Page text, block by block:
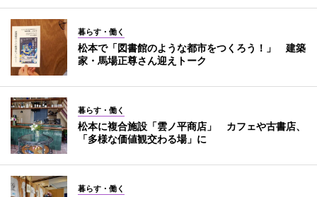
暮らす・働く
松本で「図書館のような都市をつくろう！」 建築
家・馬場正尊さん迎えトーク
暮らす・働く
松本に複合施設「雲ノ平商店」 カフェや古書店、
「多様な価値観交わる場」に
暮らす・働く